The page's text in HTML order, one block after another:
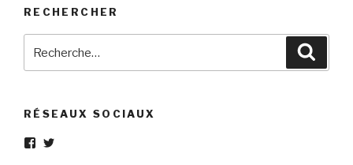
RECHERCHER
pour
RÉSEAUX SOCIAUX
VoirVoir